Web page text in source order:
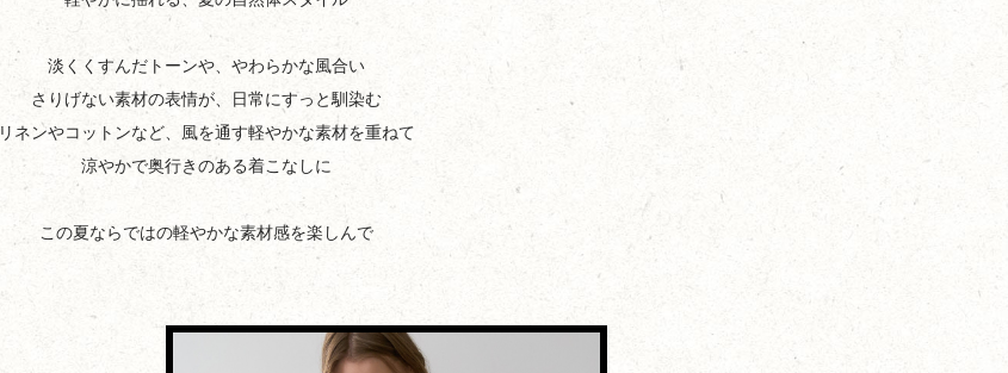
淡くくすんだトーンや、やわらかな風合い
さりげない素材の表情が、日常にすっと馴染む
リネンやコットンなど、風を通す軽やかな素材を重ねて
涼やかで奥行きのある着こなしに
この夏ならではの軽やかな素材感を楽しんで